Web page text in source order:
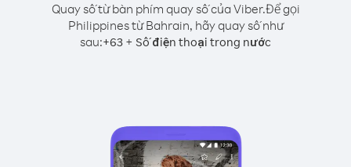
Quay số từ bàn phím quay số của Viber.Để gọi
Philippines từ Bahrain, hãy quay số như
sau:+63 + Số điện thoại trong nước